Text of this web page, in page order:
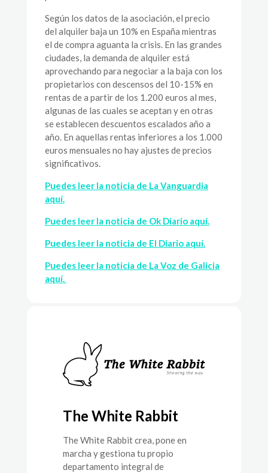
Según los datos de la asociación, el precio
del alquiler baja un 10% en España mientras
el de compra aguanta la crisis. En las grandes
ciudades, la demanda de alquiler está
aprovechando para negociar a la baja con los
propietarios con descensos del 10-15% en
rentas de a partir de los 1.200 euros al mes,
algunas de las cuales se aceptan y en otras
se establecen descuentos escalados año a
año. En aquellas rentas inferiores a los 1.000
euros mensuales no hay ajustes de precios
significativos.
Puedes leer la noticia de La Vanguardia
aquí.
Puedes leer la noticia de Ok Diario aquí.
Puedes leer la noticia de El Diario aquí.
Puedes leer la noticia de La Voz de Galicia
aquí.
The White Rabbit
The White Rabbit crea, pone en
marcha y gestiona tu propio
departamento integral de